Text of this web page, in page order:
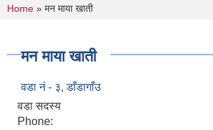
You are here
Home » मन माया खाती
मन माया खाती
वडा नं - ३, डाँडागाँउ
वडा सदस्य
Phone: